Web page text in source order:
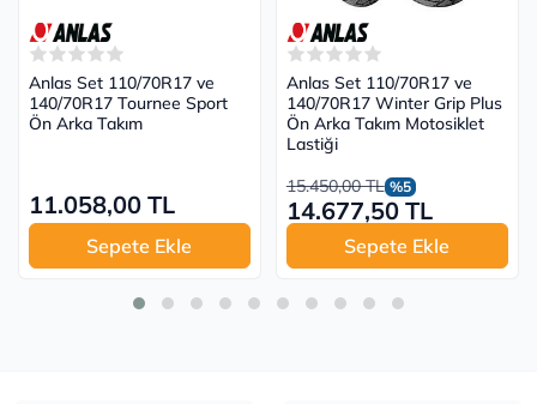
Anlas Set 110/70R17 ve
140/70R17 Tournee Sport
Ön Arka Takım
11.058,00 TL
Sepete Ekle
Anlas Set 110/70R17 ve
140/70R17 Winter Grip Plus
Ön Arka Takım Motosiklet
Lastiği
15.450,00 TL %5
14.677,50 TL
Sepete Ekle